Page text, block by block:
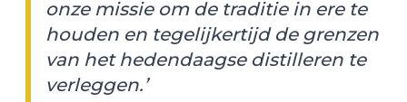
onze missie om de traditie in ere te
houden en tegelijkertijd de grenzen
van het hedendaagse distilleren te
verleggen.’